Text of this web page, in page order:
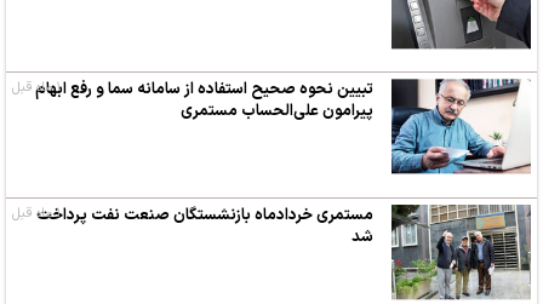
تبیین نحوه صحیح استفاده از سامانه سما و رفع ابهام
پیرامون علی‌الحساب مستمری
۱ ماه قبل
مستمری خردادماه بازنشستگان صنعت نفت پرداخت
شد
۱ ماه قبل